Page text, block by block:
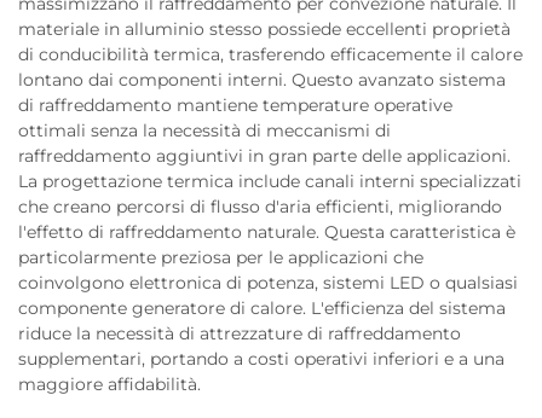
materiale in alluminio stesso possiede eccellenti proprietà
di conducibilità termica, trasferendo efficacemente il calore
lontano dai componenti interni. Questo avanzato sistema
di raffreddamento mantiene temperature operative
ottimali senza la necessità di meccanismi di
raffreddamento aggiuntivi in gran parte delle applicazioni.
La progettazione termica include canali interni specializzati
che creano percorsi di flusso d'aria efficienti, migliorando
l'effetto di raffreddamento naturale. Questa caratteristica è
particolarmente preziosa per le applicazioni che
coinvolgono elettronica di potenza, sistemi LED o qualsiasi
componente generatore di calore. L'efficienza del sistema
riduce la necessità di attrezzature di raffreddamento
supplementari, portando a costi operativi inferiori e a una
maggiore affidabilità.